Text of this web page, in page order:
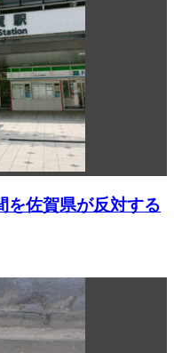
を佐賀県が反対する